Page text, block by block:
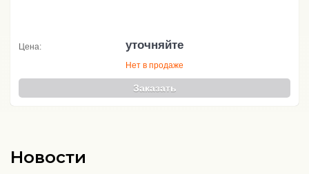
Цена: уточняйте
Нет в продаже
Заказать
Новости